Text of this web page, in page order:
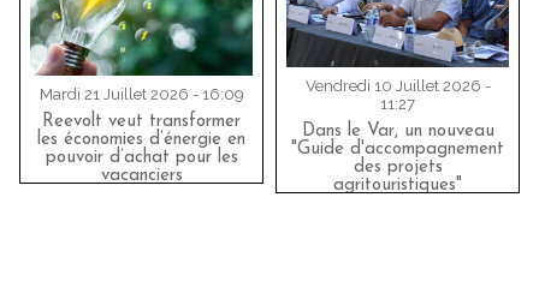
Mardi 21 Juillet 2026 - 16:09
Reevolt veut transformer
les économies d’énergie en
pouvoir d’achat pour les
vacanciers
Vendredi 10 Juillet 2026 -
11:27
Dans le Var, un nouveau
"Guide d'accompagnement
des projets
agritouristiques"